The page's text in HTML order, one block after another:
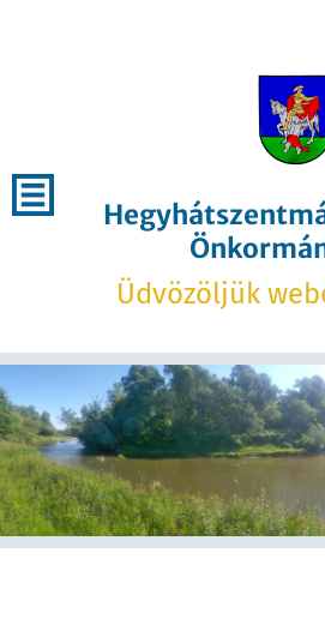
Üdvözöljük